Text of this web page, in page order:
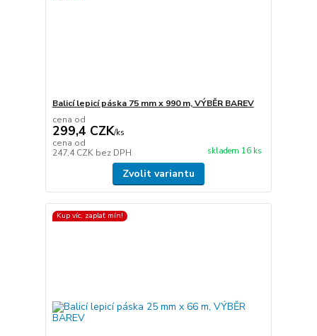
Balicí lepicí páska 75 mm x 990 m, VÝBĚR BAREV
cena od
299,4 CZK/ks
cena od
247,4 CZK bez DPH skladem 16 ks
Zvolit variantu
Kup víc, zaplať mín!